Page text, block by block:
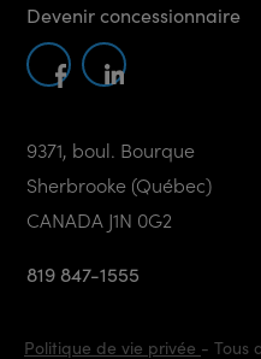
Devenir concessionnaire
9371, boul. Bourque
Sherbrooke (Québec)
CANADA J1N 0G2
819 847-1555
Politique de vie privée - Tous